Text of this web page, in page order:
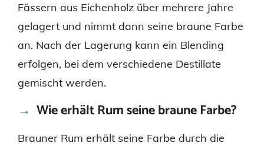
Fässern aus Eichenholz über mehrere Jahre
gelagert und nimmt dann seine braune Farbe
an. Nach der Lagerung kann ein Blending
erfolgen, bei dem verschiedene Destillate
gemischt werden.
Wie erhält Rum seine braune Farbe?
Brauner Rum erhält seine Farbe durch die